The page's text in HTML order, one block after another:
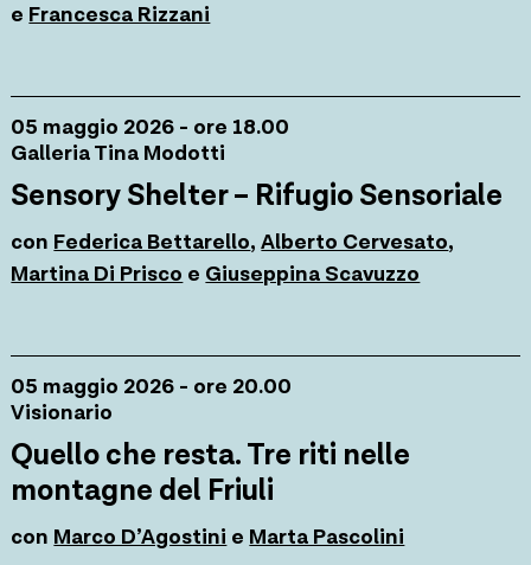
e Francesca Rizzani
05 maggio 2026 - ore 18.00
Galleria Tina Modotti
Sensory Shelter – Rifugio Sensoriale
con Federica Bettarello, Alberto Cervesato,
Martina Di Prisco e Giuseppina Scavuzzo
05 maggio 2026 - ore 20.00
Visionario
Quello che resta. Tre riti nelle
montagne del Friuli
con Marco D’Agostini e Marta Pascolini